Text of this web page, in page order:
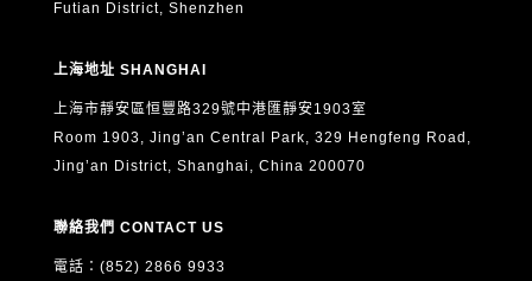
Futian District, Shenzhen
上海地址 SHANGHAI
上海市靜安區恒豐路329號中港匯靜安1903室
Room 1903, Jing’an Central Park, 329 Hengfeng Road,
Jing’an District, Shanghai, China 200070
聯絡我們 CONTACT US
電話：(852) 2866 9933